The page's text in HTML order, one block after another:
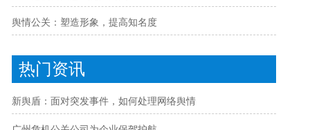
舆情公关：塑造形象，提高知名度
热门资讯
新舆盾：面对突发事件，如何处理网络舆情